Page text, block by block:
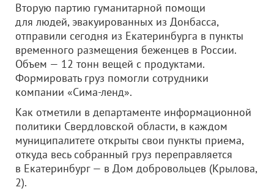
Вторую партию гуманитарной помощи
для людей, эвакуированных из Донбасса,
отправили сегодня из Екатеринбурга в пункты
временного размещения беженцев в России.
Объем — 12 тонн вещей с продуктами.
Формировать груз помогли сотрудники
компании «Сима-ленд».
Как отметили в департаменте информационной
политики Свердловской области, в каждом
муниципалитете открыты свои пункты приема,
откуда весь собранный груз переправляется
в Екатеринбург — в Дом добровольцев (Крылова,
2).